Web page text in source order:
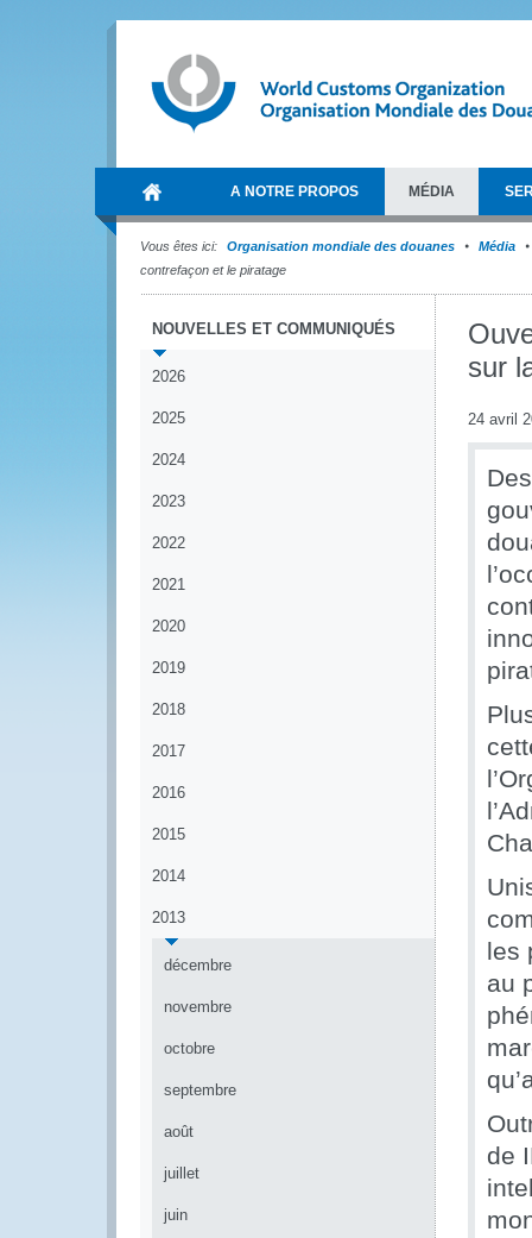
A NOTRE PROPOS MÉDIA
Vous êtes ici: Organisation mondiale des douanes
Média
contrefaçon et le piratage
NOUVELLES ET COMMUNIQUÉS
2026
2025
2024
2023
2022
2021
2020
2019
2018
2017
2016
2015
2014
2013
décembre
novembre
octobre
septembre
août
juillet
juin
sur
24 avril
les
au
de